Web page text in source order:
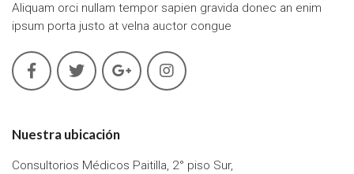
Aliquam orci nullam tempor sapien gravida donec an enim
ipsum porta justo at velna auctor congue
Nuestra ubicación
Consultorios Médicos Paitilla, 2° piso Sur,